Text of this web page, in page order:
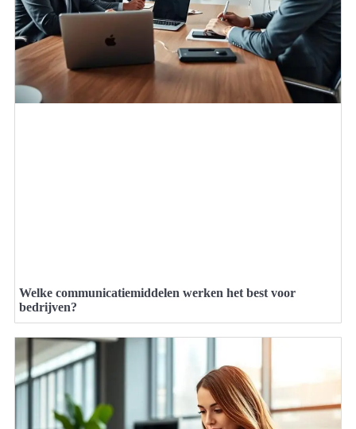
Welke communicatiemiddelen werken het best voor
bedrijven?